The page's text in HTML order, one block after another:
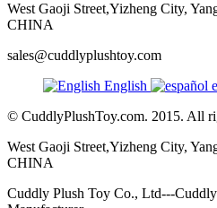
West Gaoji Street,Yizheng City,
CHINA
sales@cuddlyplushtoy.com
English
© CuddlyPlushToy.com. 2015. All
West Gaoji Street,Yizheng City,
CHINA
Cuddly Plush Toy Co., Ltd---